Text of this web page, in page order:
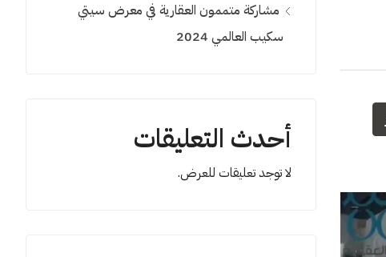
مشاركة متممون العقارية في معرض سيتي
سكيب العالمي 2024
أحدث التعليقات
لا توجد تعليقات للعرض.